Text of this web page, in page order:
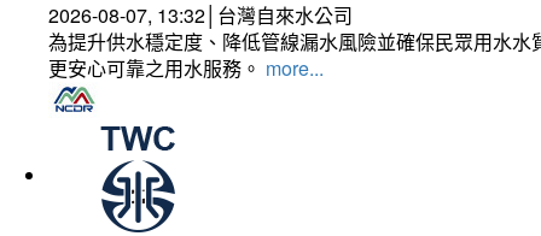
2026-08-07, 13:32│台灣自來水公司
為提升供水穩定度、降低管線漏水風險並確保民眾用水
更安心可靠之用水服務。 more...